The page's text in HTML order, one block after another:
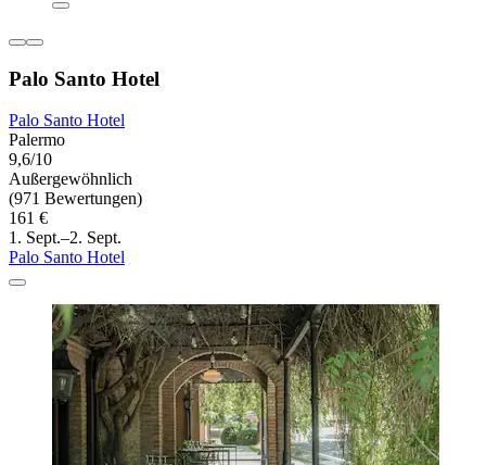
Palo Santo Hotel
Palo Santo Hotel
Palermo
9,6/10
Außergewöhnlich
(971 Bewertungen)
161 €
1. Sept.–2. Sept.
Palo Santo Hotel